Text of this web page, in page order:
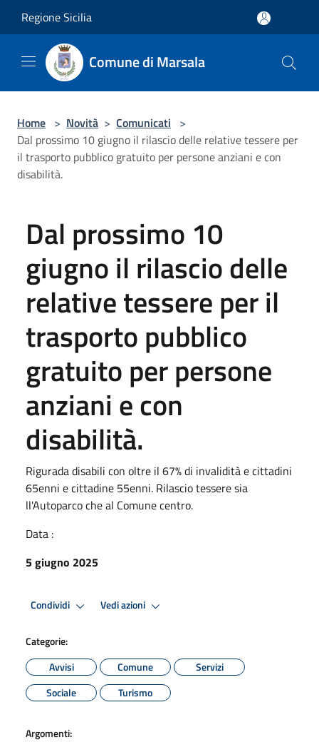
Regione Sicilia
Comune di Marsala
Home > Novità > Comunicati >
Dal prossimo 10 giugno il rilascio delle relative tessere per
il trasporto pubblico gratuito per persone anziani e con
disabilità.
Dal prossimo 10
giugno il rilascio delle
relative tessere per il
trasporto pubblico
gratuito per persone
anziani e con
disabilità.
Rigurada disabili con oltre il 67% di invalidità e cittadini
65enni e cittadine 55enni. Rilascio tessere sia
ll'Autoparco che al Comune centro.
Data :
5 giugno 2025
Condividi Vedi azioni
Categorie:
Avvisi
Comune
Servizi
Sociale
Turismo
Argomenti: